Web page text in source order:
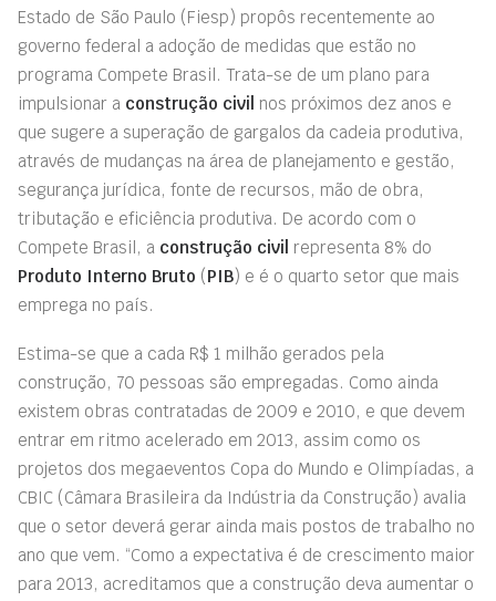
Estado de São Paulo (Fiesp) propôs recentemente ao
governo federal a adoção de medidas que estão no
programa Compete Brasil. Trata-se de um plano para
impulsionar a construção civil nos próximos dez anos e
que sugere a superação de gargalos da cadeia produtiva,
através de mudanças na área de planejamento e gestão,
segurança jurídica, fonte de recursos, mão de obra,
tributação e eficiência produtiva. De acordo com o
Compete Brasil, a construção civil representa 8% do
Produto Interno Bruto (PIB) e é o quarto setor que mais
emprega no país.
Estima-se que a cada R$ 1 milhão gerados pela
construção, 70 pessoas são empregadas. Como ainda
existem obras contratadas de 2009 e 2010, e que devem
entrar em ritmo acelerado em 2013, assim como os
projetos dos megaeventos Copa do Mundo e Olimpíadas, a
CBIC (Câmara Brasileira da Indústria da Construção) avalia
que o setor deverá gerar ainda mais postos de trabalho no
ano que vem. “Como a expectativa é de crescimento maior
para 2013, acreditamos que a construção deva aumentar o